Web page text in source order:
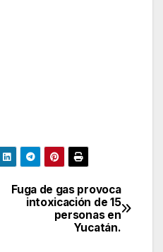
Fuga de gas provoca
intoxicación de 15
personas en
Yucatán.